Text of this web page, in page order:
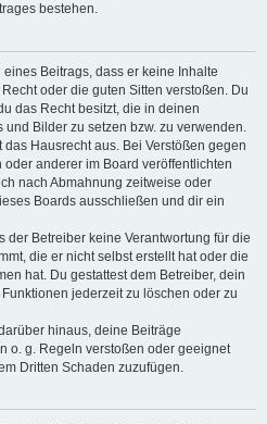
bestehen.
Beitrags, dass er keine Inhalte
oder die guten Sitten verstoßen. Du
das Recht besitzt, die in deinen
Bilder zu setzen bzw. zu verwenden.
Hausrecht aus. Bei Verstößen gegen
anderer im Board veröffentlichten
nach Abmahnung zeitweise oder
Boards ausschließen und dir ein
der Betreiber keine Verantwortung für die
die er nicht selbst erstellt hat oder die
hat. Du gestattest dem Betreiber, dein
jederzeit zu löschen oder zu
hinaus, deine Beiträge
o. g. Regeln verstoßen oder geeignet
Dritten Schaden zuzufügen.